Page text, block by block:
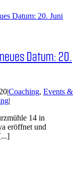
Datum: 20. Juni
Datum: 20.
|Coaching, Events &
|
14 in
eröffnet und